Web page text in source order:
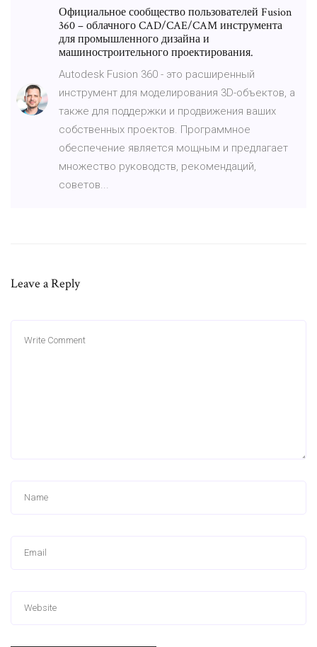
Официальное сообщество пользователей Fusion
360 – облачного CAD/CAE/CAM инструмента
для промышленного дизайна и
машиностроительного проектирования.
Autodesk Fusion 360 - это расширенный
инструмент для моделирования 3D-объектов, а
также для поддержки и продвижения ваших
собственных проектов. Программное
обеспечение является мощным и предлагает
множество руководств, рекомендаций,
советов...
Leave a Reply